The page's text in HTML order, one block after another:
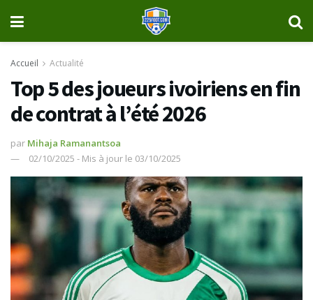
Accueil Actualité
Top 5 des joueurs ivoiriens en fin
de contrat à l’été 2026
par Mihaja Ramanantsoa
02/10/2025 - Mis à jour le 03/10/2025